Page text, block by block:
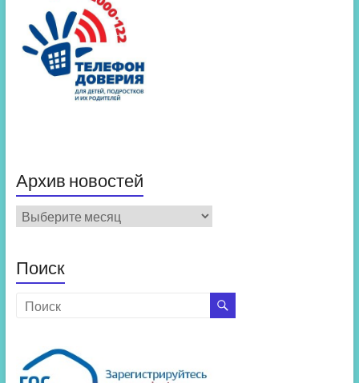
Архив новостей
Архив
новостей
Поиск